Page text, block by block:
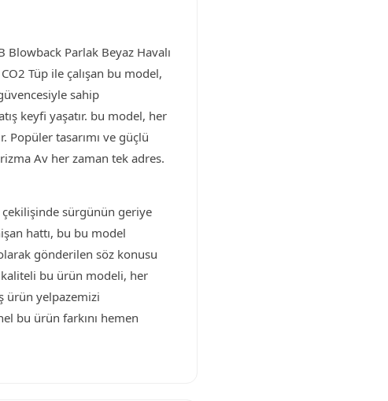
Parlak Beyaz Havalı
Tüp ile çalışan bu model,
sahip
keyfi yaşatır. bu model, her
Popüler tasarımı ve güçlü
Av her zaman tek adres.
sürgünün geriye
hattı, bu bu model
gönderilen söz konusu
kaliteli bu ürün modeli, her
ürün yelpazemizi
bu ürün farkını hemen